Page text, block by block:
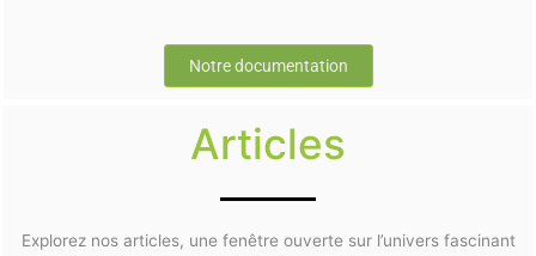
Notre documentation
Articles
Explorez nos articles, une fenêtre ouverte sur l’univers fascinant